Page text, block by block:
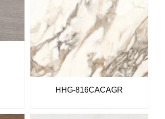
HHG-816CACAGR
tại Quảng Ngãi